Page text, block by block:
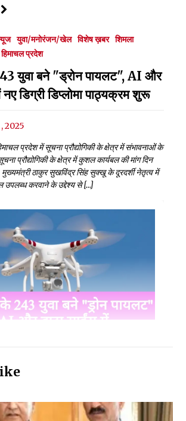
युवा/मनोरंजन/खेल विशेष ख़बर शिमला
हिमाचल प्रदेश
युवा बने "ड्रोन पायलट", AI और
डिग्री डिप्लोमा पाठ्यक्रम शुरू
2025
प्रदेश में सूचना प्रौद्योगिकी के क्षेत्र में संभावनाओं के
प्रौद्योगिकी के क्षेत्र में कुशल कार्यबल की मांग दिन
मुख्यमंत्री ठाकुर सुखविंद्र सिंह सुक्खू के दूरदर्शी नेतृत्व में
उपलब्ध करवाने के उद्देश्य से […]